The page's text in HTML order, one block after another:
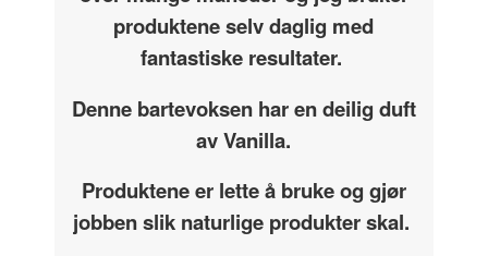
produktene selv daglig med
fantastiske resultater.
Denne bartevoksen har en deilig duft
av Vanilla.
Produktene er lette å bruke og gjør
jobben slik naturlige produkter skal.